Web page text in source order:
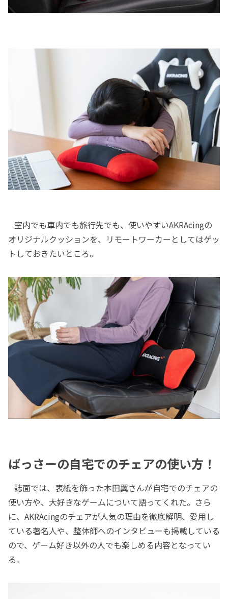
室内でも車内でも旅行先でも、使いやすいAKRAcingの
オリジナルクッションを、リモートワーカーとしてはゲッ
トしておきたいところ。
ばっさーの自宅でのチェアの使い方！
誌面では、表紙を飾った本田翼さんが自宅でのチェアの
使い方や、大好きなゲームについて語ってくれた。さら
に、AKRAcingのチェアが人気の理由を徹底解明、愛用し
ている著名人や、整体師へのインタビューも掲載している
ので、ゲーム好き以外の人でも楽しめる内容となってい
る。